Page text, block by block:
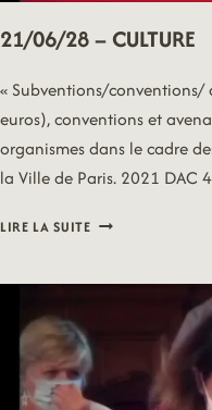
21/06/28 – CULTURE
« Subventions/
euros), conventions et
organismes dans le cadre
la Ville de Paris. 2021 DAC
LIRE LA SUITE21/06/28